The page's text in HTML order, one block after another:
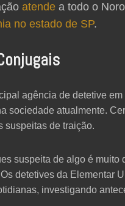
atende a todo o
no estado de SP.
agência de detetive
sociedade atualmente.
suspeitas de traição.
suspeita de algo é
detetives da Elementar
investigando